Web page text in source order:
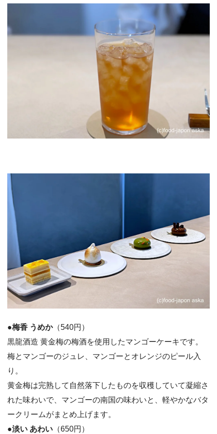
●梅香 うめか（540円）
黒龍酒造 黄金梅の梅酒を使用したマンゴーケーキです。
梅とマンゴーのジュレ、マンゴーとオレンジのピール入
り。
黄金梅は完熟して自然落下したものを収穫していて凝縮さ
れた味わいで、マンゴーの南国の味わいと、軽やかなバタ
ークリームがまとめ上げます。
●淡い あわい （650円）